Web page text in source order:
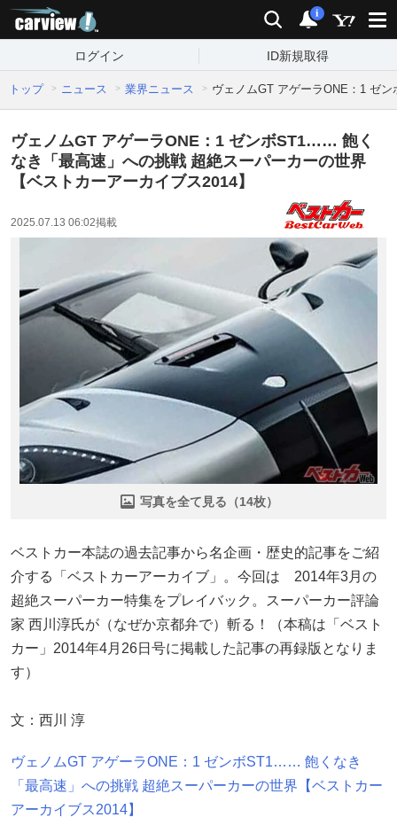
検索 通知
i
ログイン ID新規取得
トップ ニュース 業界ニュース ヴェノムGT アゲーラONE：1 ゼ
ヴェノムGT アゲーラONE：1 ゼンボST1…… 飽く
なき「最高速」への挑戦 超絶スーパーカーの世界
【ベストカーアーカイブス2014】
2025.07.13 06:02掲載
写真を全て見る（14枚）
ベストカー本誌の過去記事から名企画・歴史的記事をご紹
介する「ベストカーアーカイブ」。今回は 2014年3月の
超絶スーパーカー特集をプレイバック。スーパーカー評論
家 西川淳氏が（なぜか京都弁で）斬る！（本稿は「ベスト
カー」2014年4月26日号に掲載した記事の再録版となりま
す）
文：西川 淳
ヴェノムGT アゲーラONE：1 ゼンボST1…… 飽くなき
「最高速」への挑戦 超絶スーパーカーの世界【ベストカー
アーカイブス2014】